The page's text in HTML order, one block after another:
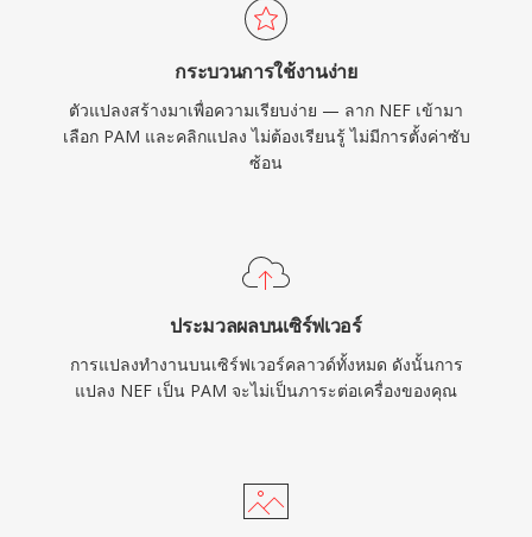
กระบวนการใช้งานง่าย
ตัวแปลงสร้างมาเพื่อความเรียบง่าย — ลาก NEF เข้ามา
เลือก PAM และคลิกแปลง ไม่ต้องเรียนรู้ ไม่มีการตั้งค่าซับ
ซ้อน
ประมวลผลบนเซิร์ฟเวอร์
การแปลงทำงานบนเซิร์ฟเวอร์คลาวด์ทั้งหมด ดังนั้นการ
แปลง NEF เป็น PAM จะไม่เป็นภาระต่อเครื่องของคุณ